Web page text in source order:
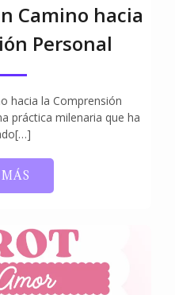
Camino hacia
Personal
hacia la Comprensión
práctica milenaria que ha